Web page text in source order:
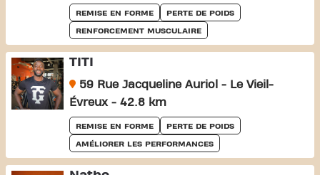
REMISE EN FORME PERTE DE POIDS
RENFORCEMENT MUSCULAIRE
TITI
59 Rue Jacqueline Auriol - Le Vieil-
Évreux - 42.8 km
REMISE EN FORME PERTE DE POIDS
AMÉLIORER LES PERFORMANCES